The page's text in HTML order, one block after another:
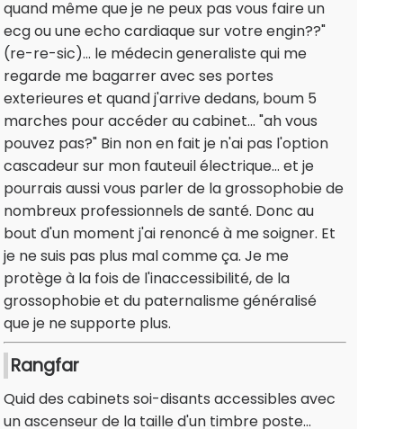
quand même que je ne peux pas vous faire un
ecg ou une echo cardiaque sur votre engin??"
(re-re-sic)... le médecin generaliste qui me
regarde me bagarrer avec ses portes
exterieures et quand j'arrive dedans, boum 5
marches pour accéder au cabinet... "ah vous
pouvez pas?" Bin non en fait je n'ai pas l'option
cascadeur sur mon fauteuil électrique... et je
pourrais aussi vous parler de la grossophobie de
nombreux professionnels de santé. Donc au
bout d'un moment j'ai renoncé à me soigner. Et
je ne suis pas plus mal comme ça. Je me
protège à la fois de l'inaccessibilité, de la
grossophobie et du paternalisme généralisé
que je ne supporte plus.
Rangfar
Quid des cabinets soi-disants accessibles avec
un ascenseur de la taille d'un timbre poste...